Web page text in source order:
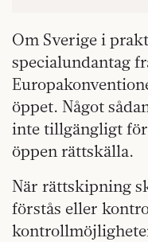
Om Sverige i
specialundantag
öppet. Något
inte tillgängligt
öppen rättskälla.
När rättskipning
förstås eller